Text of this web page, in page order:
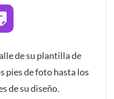
de su plantilla de
pies de foto hasta los
de su diseño.